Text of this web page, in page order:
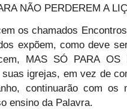
NÃO PERDEREM A
os chamados
expõem, como deve
MAS SÓ PARA OS
igrejas, em vez de
continuarão com os
ensino da Palavra.